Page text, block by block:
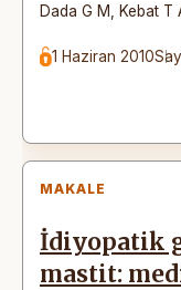
Dada G M Kebat T
1 Haziran 2010
MAKALE
İdiyopatik
mastit: